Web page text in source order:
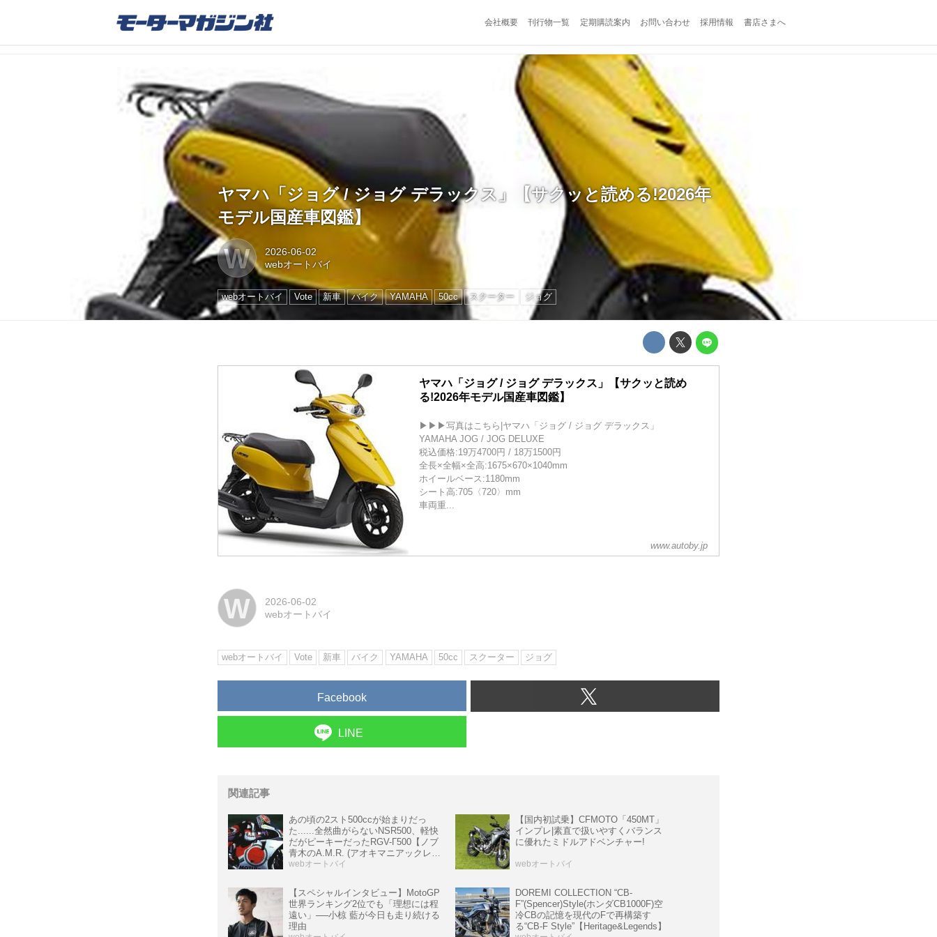
会社概要 刊行物一覧 定期購読案内 お問い合わせ 採用情報 書店さまへ
ヤマハ「ジョグ / ジョグ デラックス」【サクッと読める!2026年
モデル国産車図鑑】
W
2026-06-02
webオートバイ
webオートバイ Vote 新車 バイク YAMAHA 50cc スクーター ジョグ
ヤマハ「ジョグ / ジョグ デラックス」【サクッと読め
る!2026年モデル国産車図鑑】
▶▶▶写真はこちら|ヤマハ「ジョグ / ジョグ デラックス」
YAMAHA JOG / JOG DELUXE
税込価格:19万4700円 / 18万1500円
全長×全幅×全高:1675×670×1040mm
ホイールベース:1180mm
シート高:705〈720〉mm
車両重...
www.autoby.jp
W
2026-06-02
webオートバイ
webオートバイ Vote 新車 バイク YAMAHA 50cc スクーター ジョグ
Facebook
LINE
関連記事
あの頃の2スト500ccが始まりだっ
た......全然曲がらないNSR500、軽快
だがピーキーだったRGV-Γ500【ノブ
青木のA.M.R. (アオキマニアックレー
シング) Vol.1】
webオートバイ
【国内初試乗】CFMOTO「450MT」
インプレ|素直で扱いやすくバランス
に優れたミドルアドベンチャー!
webオートバイ
【スペシャルインタビュー】MotoGP
世界ランキング2位でも「理想には程
遠い」──小椋 藍が今日も走り続ける
理由
DOREMI COLLECTION “CB-
F”(Spencer)Style(ホンダCB1000F)空
冷CBの記憶を現代のFで再構築す
る“CB-F Style”【Heritage&Legends】